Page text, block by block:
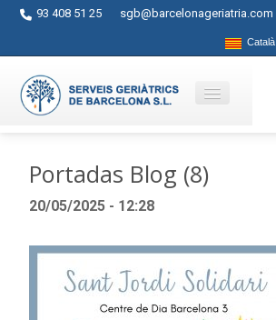
93 408 51 25 sgb@barcelonageriatria.com
Català
Serveis
Centres
Portadas Blog (8)
20/05/2025 - 12:28